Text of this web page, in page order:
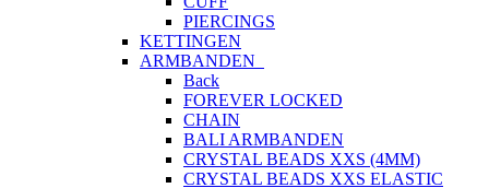
PIERCINGS
KETTINGEN
ARMBANDEN
Back
FOREVER LOCKED
CHAIN
BALI ARMBANDEN
CRYSTAL BEADS XXS (4MM)
CRYSTAL BEADS XXS ELASTIC